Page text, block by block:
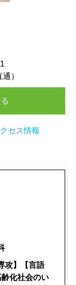
）
セス情報
攻】【言語
化社会のい